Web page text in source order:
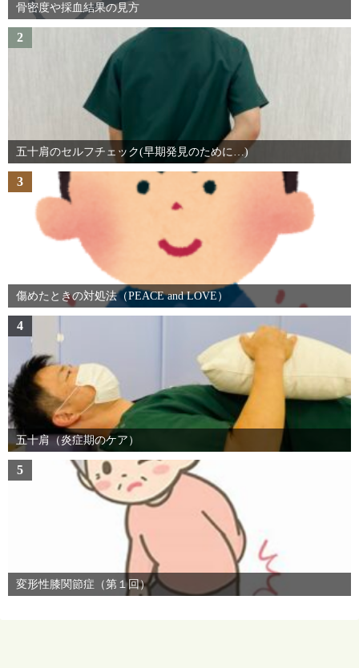
骨密度や採血結果の見方
2
五十肩のセルフチェック(早期発見のために…)
3
傷めたときの対処法（PEACE and LOVE）
4
五十肩（炎症期のケア）
5
変形性膝関節症（第１回）